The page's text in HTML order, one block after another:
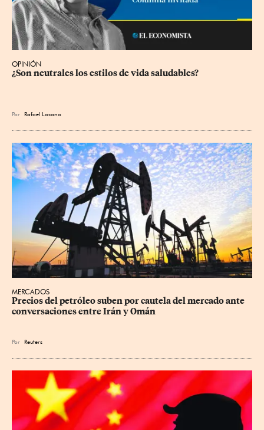
OPINIÓN
¿Son neutrales los estilos de vida saludables?
Por Rafael Lozano
MERCADOS
Precios ⁠del petróleo suben por cautela del mercado ante
conversaciones entre Irán y Omán
Por Reuters